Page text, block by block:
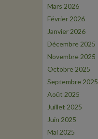
Mars 2026
Février 2026
Janvier 2026
Décembre 2025
Novembre 2025
Octobre 2025
Septembre 2025
Août 2025
Juillet 2025
Juin 2025
Mai 2025